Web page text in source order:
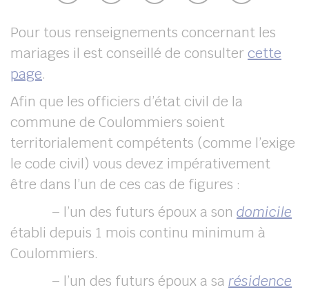
Pour tous renseignements concernant les
mariages il est conseillé de consultercette
page.
Afin que les officiers d’état civil de la
commune de Coulommiers soient
territorialement compétents (comme l’exige
le code civil) vous devez impérativement
être dans l’un de ces cas de figures :
– l’un des futurs époux a son domicile
établi depuis 1 mois continu minimum à
Coulommiers.
– l’un des futurs époux a sa résidence